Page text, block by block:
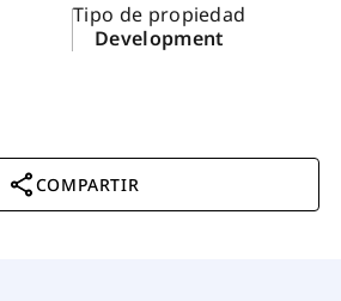
Tipo de propiedad
Development
COMPARTIR